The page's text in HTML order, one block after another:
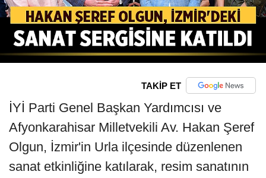
TAKİP ET
İYİ Parti Genel Başkan Yardımcısı ve
Afyonkarahisar Milletvekili Av. Hakan Şeref
Olgun, İzmir'in Urla ilçesinde düzenlenen
sanat etkinliğine katılarak, resim sanatının